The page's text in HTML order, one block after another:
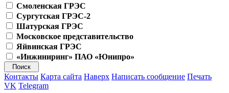
Смоленская ГРЭС
Сургутская ГРЭС-2
Шатурская ГРЭС
Московское представительство
Яйвинская ГРЭС
«Инжиниринг» ПАО «Юнипро»
Контакты Карта сайта Наверх Написать сообщение Печать
VK Telegram